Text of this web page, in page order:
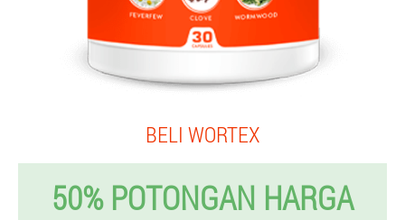
BELI WORTEX
50% POTONGAN HARGA